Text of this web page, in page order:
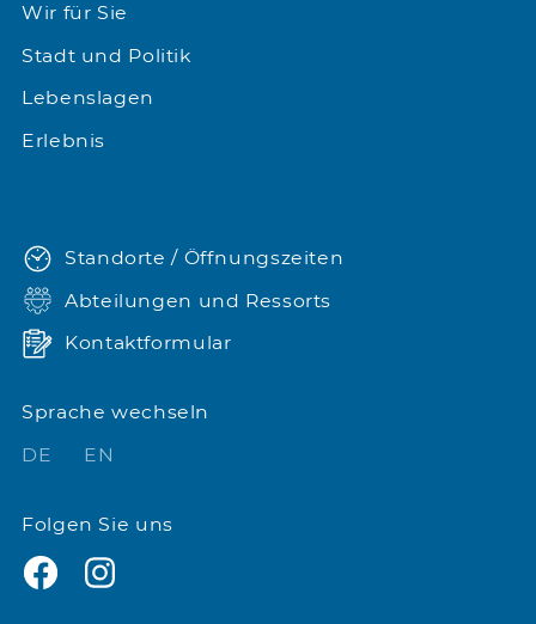
Wir für Sie
Stadt und Politik
Lebenslagen
Erlebnis
Standorte / Öffnungszeiten
Abteilungen und Ressorts
Kontaktformular
Sprache wechseln
DE
EN
Folgen Sie uns